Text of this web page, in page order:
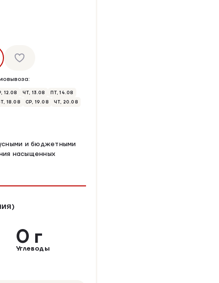
12.08 ЧТ, 13.08
ПТ, 14.08
18.08 СР, 19.08
ЧТ, 20.08
и бюджетными
насыщенных
0 г
Углеводы